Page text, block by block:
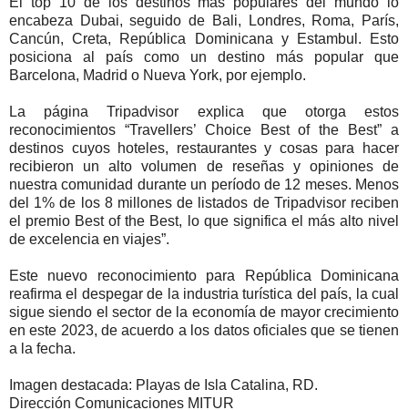
encabeza Dubai, seguido de Bali, Londres, Roma, París,
Cancún, Creta, República Dominicana y Estambul. Esto
posiciona al país como un destino más popular que
Barcelona, Madrid o Nueva York, por ejemplo.
La página Tripadvisor explica que otorga estos
reconocimientos “Travellers’ Choice Best of the Best” a
destinos cuyos hoteles, restaurantes y cosas para hacer
recibieron un alto volumen de reseñas y opiniones de
nuestra comunidad durante un período de 12 meses. Menos
del 1% de los 8 millones de listados de Tripadvisor reciben
el premio Best of the Best, lo que significa el más alto nivel
de excelencia en viajes”.
Este nuevo reconocimiento para República Dominicana
reafirma el despegar de la industria turística del país, la cual
sigue siendo el sector de la economía de mayor crecimiento
en este 2023, de acuerdo a los datos oficiales que se tienen
a la fecha.
Imagen destacada: Playas de Isla Catalina, RD.
Dirección Comunicaciones MITUR